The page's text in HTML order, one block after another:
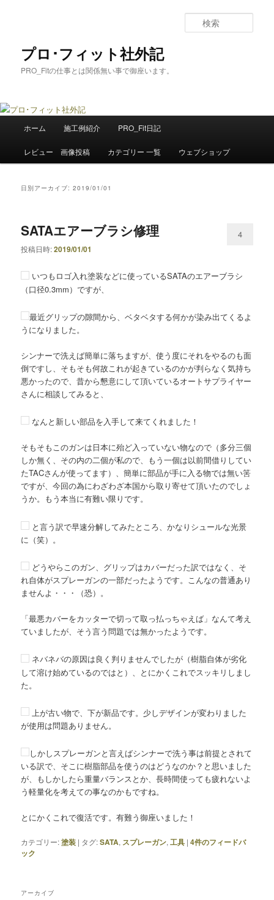
へ
移
プロ･フィット社外記
PRO_Fitの仕事とは関係無い事で御座います。
索
メ
ホーム 施工例紹介 PRO_Fit日記
レビュー 画像投稿 カテゴリー 一覧 ウェブショップ
日別アーカイブ:2019/01/01
SATAエアーブラシ修理
投稿日時:2019/01/01
4
いつもロゴ入れ塗装などに使っているSATAのエアーブラシ
（口径0.3mm）ですが、
最近グリップの隙間から、ベタベタする何かが染み出てくるよ
うになりました。
シンナーで洗えば簡単に落ちますが、使う度にそれをやるのも面
倒ですし、そもそも何故これが起きているのかが判らなく気持ち
悪かったので、昔から懇意にして頂いているオートサプライヤー
さんに相談してみると、
なんと新しい部品を入手して来てくれました！
そもそもこのガンは日本に殆ど入っていない物なので（多分三個
しか無く、その内の二個が私ので、もう一個は以前間借りしてい
たTACさんが使ってます）、簡単に部品が手に入る物では無い筈
ですが、今回の為にわざわざ本国から取り寄せて頂いたのでしょ
うか。もう本当に有難い限りです。
と言う訳で早速分解してみたところ、かなりシュールな光景
に（笑）。
どうやらこのガン、グリップはカバーだった訳ではなく、そ
れ自体がスプレーガンの一部だったようです。こんなの普通あり
ませんよ・・・（恐）。
「最悪カバーをカッターで切って取っ払っちゃえば」なんて考え
ていましたが、そう言う問題では無かったようです。
ネバネバの原因は良く判りませんでしたが（樹脂自体が劣化
して溶け始めているのではと）、とにかくこれでスッキリしまし
た。
上が古い物で、下が新品です。少しデザインが変わりました
が使用は問題ありません。
しかしスプレーガンと言えばシンナーで洗う事は前提とされて
いる訳で、そこに樹脂部品を使うのはどうなのか？と思いました
が、もしかしたら重量バランスとか、長時間使っても疲れないよ
う軽量化を考えての事なのかもですね。
とにかくこれで復活です。有難う御座いました！
カテゴリー:塗装 | タグ:SATA, スプレーガン,工具 |4件のフィードバ
ック
アーカイブ